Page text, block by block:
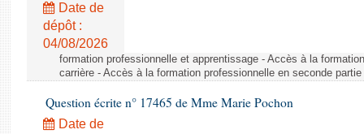
Date de
dépôt :
04/08/2026
formation professionnelle et apprentissage - Accès à la
carrière - Accès à la formation professionnelle en seconde partie
Question écrite n° 17465 de Mme Marie Pochon
Date de